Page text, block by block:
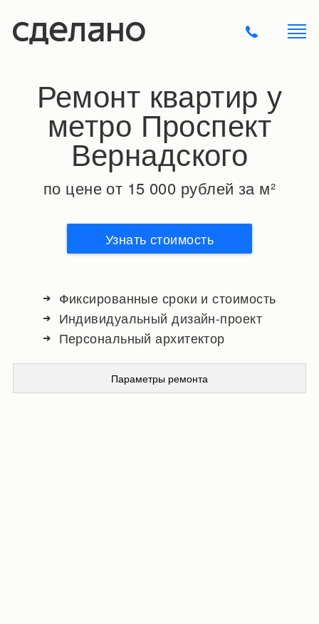
Ремонт квартир у
метро Проспект
Вернадского
по цене от 15 000 рублей за м²
Узнать стоимость
Фиксированные сроки и стоимость
Индивидуальный дизайн-проект
Персональный архитектор
Параметры ремонта